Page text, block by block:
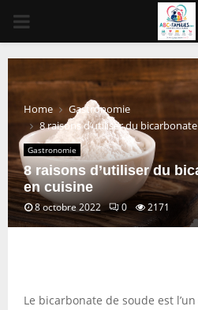
PRIMARY
MENU
Home
Gastronomie
8 raisons d’utiliser du
Gastronomie
8 raisons d’utiliser du
en cuisine
8 octobre 2022 0 2171
Le bicarbonate de soude est